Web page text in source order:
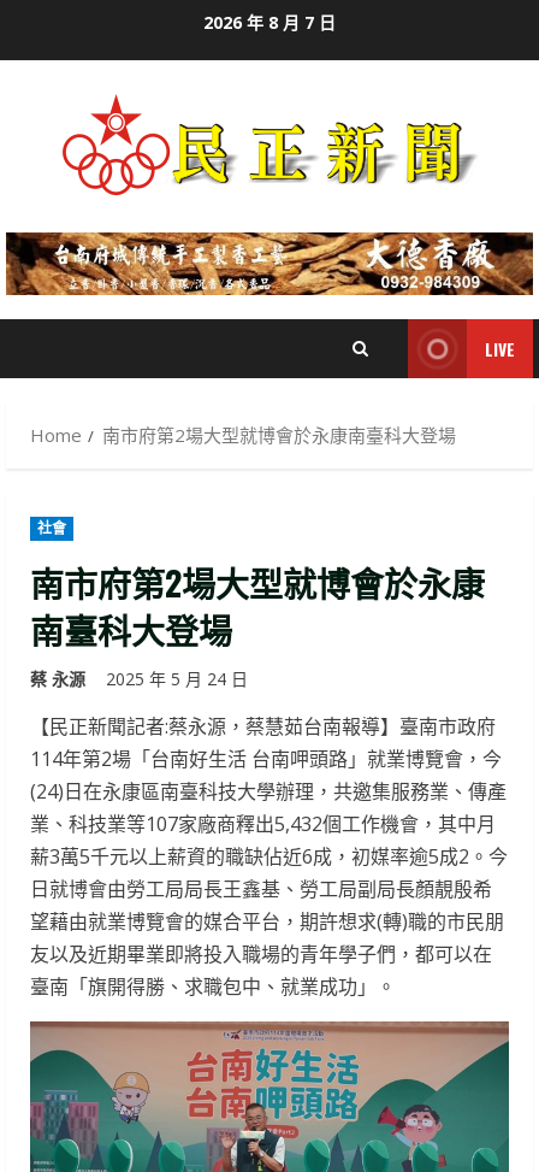
2026 年 8 月 7 日
LIVE
Home 南市府第2場大型就博會於永康南臺科大登場
社會
南市府第2場大型就博會於永康
南臺科大登場
蔡 永源 2025 年 5 月 24 日
【民正新聞記者:蔡永源，蔡慧茹台南報導】臺南市政府
114年第2場「台南好生活 台南呷頭路」就業博覽會，今
(24)日在永康區南臺科技大學辦理，共邀集服務業、傳產
業、科技業等107家廠商釋出5,432個工作機會，其中月
薪3萬5千元以上薪資的職缺佔近6成，初媒率逾5成2。今
日就博會由勞工局局長王鑫基、勞工局副局長顏靚殷希
望藉由就業博覽會的媒合平台，期許想求(轉)職的市民朋
友以及近期畢業即將投入職場的青年學子們，都可以在
臺南「旗開得勝、求職包中、就業成功」。